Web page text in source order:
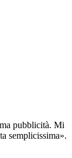
pubblicità. Mi
semplicissima».